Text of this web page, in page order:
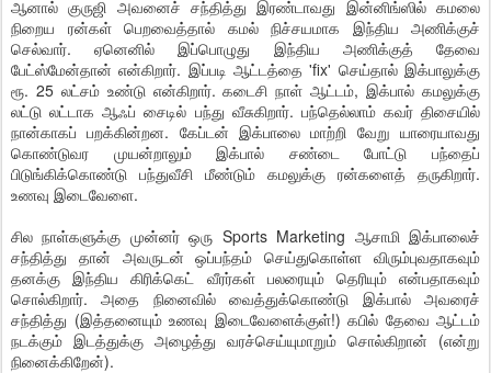
ஆனால் குருஜி அவனைச் சந்தித்து இரண்டாவது இன்னிங்ஸில் கமலை
நிறைய ரன்கள் பெறவைத்தால் கமல் நிச்சயமாக இந்திய அணிக்குச்
செல்வார். ஏனெனில் இப்பொழுது இந்திய அணிக்குத் தேவை
பேட்ஸ்மேன்தான் என்கிறார். இப்படி ஆட்டத்தை 'fix' செய்தால் இக்பாலுக்கு
ரூ. 25 லட்சம் உண்டு என்கிறார். கடைசி நாள் ஆட்டம், இக்பால் கமலுக்கு
லட்டு லட்டாக ஆஃப் சைடில் பந்து வீசுகிறார். பந்தெல்லாம் கவர் திசையில்
நான்காகப் பறக்கின்றன. கேப்டன் இக்பாலை மாற்றி வேறு யாரையாவது
கொண்டுவர முயன்றாலும் இக்பால் சண்டை போட்டு பந்தைப்
பிடுங்கிக்கொண்டு பந்துவீசி மீண்டும் கமலுக்கு ரன்களைத் தருகிறார்.
உணவு இடைவேளை.
சில நாள்களுக்கு முன்னர் ஒரு Sports Marketing ஆசாமி இக்பாலைச்
சந்தித்து தான் அவருடன் ஒப்பந்தம் செய்துகொள்ள விரும்புவதாகவும்
தனக்கு இந்திய கிரிக்கெட் வீரர்கள் பலரையும் தெரியும் என்பதாகவும்
சொல்கிறார். அதை நினைவில் வைத்துக்கொண்டு இக்பால் அவரைச்
சந்தித்து (இத்தனையும் உணவு இடைவேளைக்குள்!) கபில் தேவை ஆட்டம்
நடக்கும் இடத்துக்கு அழைத்து வரச்செய்யுமாறும் சொல்கிறான் (என்று
நினைக்கிறேன்).